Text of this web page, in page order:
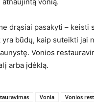
vonią.
drąsiai pasakyti – keisti
būdų, kaip suteikti jai
Vonios
arba įdėklą.
Vonia Vonios